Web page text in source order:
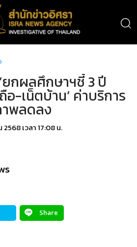
ยกผลศึกษาฯชี้ 3 ปี
อ-เน็ตบ้าน’ ค่าบริการ
พลดลง
เวลา 17:08 น.
Share